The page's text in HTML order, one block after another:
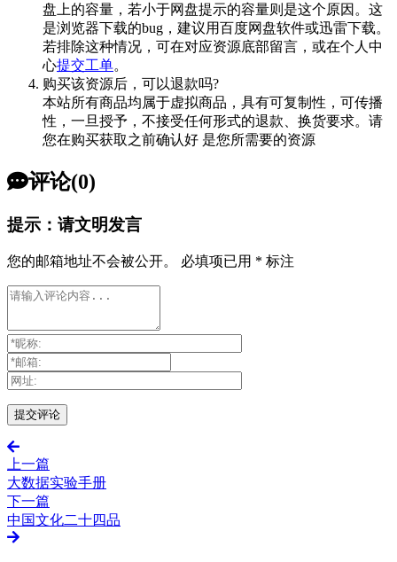
盘上的容量，若小于网盘提示的容量则是这个原因。这
是浏览器下载的bug，建议用百度网盘软件或迅雷下载。
若排除这种情况，可在对应资源底部留言，或在个人中
心提交工单。
购买该资源后，可以退款吗?
本站所有商品均属于虚拟商品，具有可复制性，可传播
性，一旦授予，不接受任何形式的退款、换货要求。请
您在购买获取之前确认好 是您所需要的资源
评论(0)
提示：请文明发言
您的邮箱地址不会被公开。 必填项已用 * 标注
上一篇
大数据实验手册
下一篇
中国文化二十四品